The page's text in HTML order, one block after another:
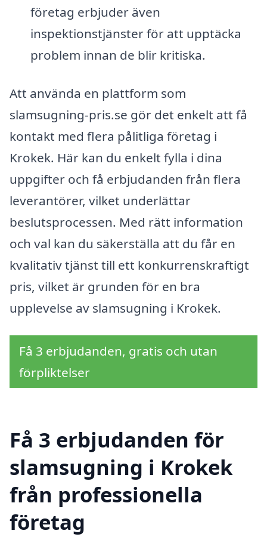
företag erbjuder även
inspektionstjänster för att upptäcka
problem innan de blir kritiska.
Att använda en plattform som
slamsugning-pris.se gör det enkelt att få
kontakt med flera pålitliga företag i
Krokek. Här kan du enkelt fylla i dina
uppgifter och få erbjudanden från flera
leverantörer, vilket underlättar
beslutsprocessen. Med rätt information
och val kan du säkerställa att du får en
kvalitativ tjänst till ett konkurrenskraftigt
pris, vilket är grunden för en bra
upplevelse av slamsugning i Krokek.
Få 3 erbjudanden, gratis och utan
förpliktelser
Få 3 erbjudanden för
slamsugning i Krokek
från professionella
företag